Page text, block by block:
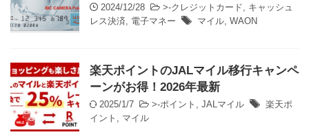
2024/12/28 >-クレジットカード, キャッシュ
レス決済, 電子マネー マイル, WAON
楽天ポイントのJALマイル移行キャンペ
ーンがお得！2026年最新
2025/1/7 >-ポイント , JALマイル
楽天ポ
イント , マイル